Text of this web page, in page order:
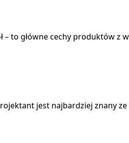
to główne cechy produktów z
jest najbardziej znany